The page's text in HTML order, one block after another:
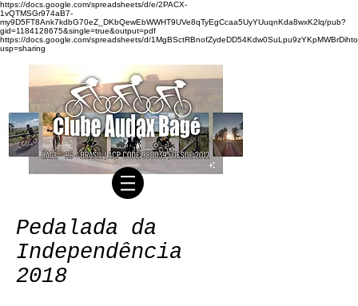
https://docs.google.com/spreadsheets/d/e/2PACX-
1vQTMSGr974aB7-
my9D5FT8Ank7kdbG70eZ_DKbQewEbWWHT9UVe8qTyEgCcaa5UyYUuqnKda8wxK2lq/pub?
gid=1184128675&single=true&output=pdf
https://docs.google.com/spreadsheets/d/
usp=sharing
Pedalada da
Independência
2018